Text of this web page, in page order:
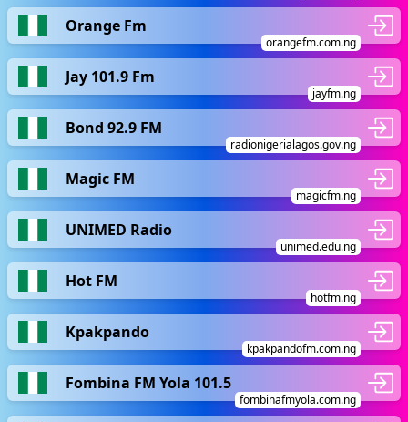
Orange Fm
orangefm.com.ng
Jay 101.9 Fm
jayfm.ng
Bond 92.9 FM
radionigerialagos.gov.ng
Magic FM
magicfm.ng
UNIMED Radio
unimed.edu.ng
Hot FM
hotfm.ng
Kpakpando
kpakpandofm.com.ng
Fombina FM Yola 101.5
fombinafmyola.com.ng